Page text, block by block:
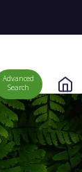
Advanced
Search